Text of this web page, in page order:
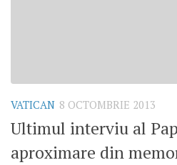
VATICAN 8 OCTOMBRIE 2013
Ultimul interviu al
aproximare din